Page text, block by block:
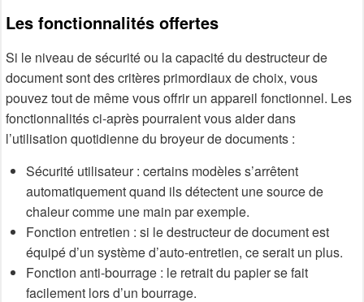
Les fonctionnalités offertes
Si le niveau de sécurité ou la capacité du destructeur de
document sont des critères primordiaux de choix, vous
pouvez tout de même vous offrir un appareil fonctionnel. Les
fonctionnalités ci-après pourraient vous aider dans
l’utilisation quotidienne du broyeur de documents :
Sécurité utilisateur : certains modèles s’arrêtent
automatiquement quand ils détectent une source de
chaleur comme une main par exemple.
Fonction entretien : si le destructeur de document est
équipé d’un système d’auto-entretien, ce serait un plus.
Fonction anti-bourrage : le retrait du papier se fait
facilement lors d’un bourrage.